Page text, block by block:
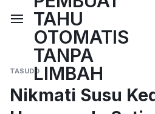
TASUDO
Nikmati Susu